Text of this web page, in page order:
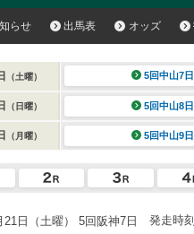
らせ 出馬表 オッズ
（土曜） 5回中山7日
（日曜） 5回中山8日
（月曜） 5回中山9日
21日（土曜） 5回阪神7日 発走時